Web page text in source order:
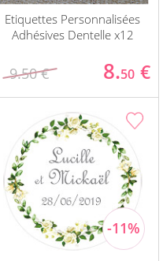
Etiquettes Personnalisées
Adhésives Dentelle x12
9.50 € 8.50 €